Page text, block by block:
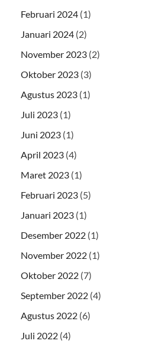
Februari 2024 (1)
Januari 2024 (2)
November 2023 (2)
Oktober 2023 (3)
Agustus 2023 (1)
Juli 2023 (1)
Juni 2023 (1)
April 2023 (4)
Maret 2023 (1)
Februari 2023 (5)
Januari 2023 (1)
Desember 2022 (1)
November 2022 (1)
Oktober 2022 (7)
September 2022 (4)
Agustus 2022 (6)
Juli 2022 (4)